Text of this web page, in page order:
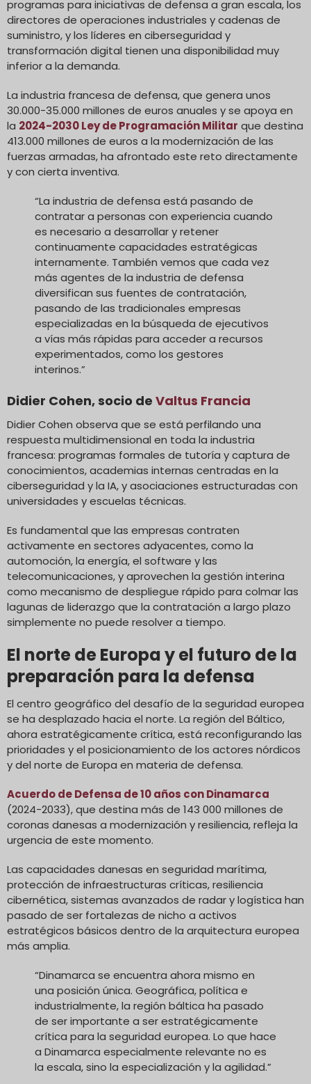
programas para iniciativas de defensa a gran escala, los
directores de operaciones industriales y cadenas de
suministro, y los líderes en ciberseguridad y
transformación digital tienen una disponibilidad muy
inferior a la demanda.
La industria francesa de defensa, que genera unos
30.000-35.000 millones de euros anuales y se apoya en
la 2024-2030 Ley de Programación Militar que destina
413.000 millones de euros a la modernización de las
fuerzas armadas, ha afrontado este reto directamente
y con cierta inventiva.
“La industria de defensa está pasando de
contratar a personas con experiencia cuando
es necesario a desarrollar y retener
continuamente capacidades estratégicas
internamente. También vemos que cada vez
más agentes de la industria de defensa
diversifican sus fuentes de contratación,
pasando de las tradicionales empresas
especializadas en la búsqueda de ejecutivos
a vías más rápidas para acceder a recursos
experimentados, como los gestores
interinos.”
Didier Cohen, socio de Valtus Francia
Didier Cohen observa que se está perfilando una
respuesta multidimensional en toda la industria
francesa: programas formales de tutoría y captura de
conocimientos, academias internas centradas en la
ciberseguridad y la IA, y asociaciones estructuradas con
universidades y escuelas técnicas.
Es fundamental que las empresas contraten
activamente en sectores adyacentes, como la
automoción, la energía, el software y las
telecomunicaciones, y aprovechen la gestión interina
como mecanismo de despliegue rápido para colmar las
lagunas de liderazgo que la contratación a largo plazo
simplemente no puede resolver a tiempo.
El norte de Europa y el futuro de la
preparación para la defensa
El centro geográfico del desafío de la seguridad europea
se ha desplazado hacia el norte. La región del Báltico,
ahora estratégicamente crítica, está reconfigurando las
prioridades y el posicionamiento de los actores nórdicos
y del norte de Europa en materia de defensa.
Acuerdo de Defensa de 10 años con Dinamarca
(2024-2033), que destina más de 143 000 millones de
coronas danesas a modernización y resiliencia, refleja la
urgencia de este momento.
Las capacidades danesas en seguridad marítima,
protección de infraestructuras críticas, resiliencia
cibernética, sistemas avanzados de radar y logística han
pasado de ser fortalezas de nicho a activos
estratégicos básicos dentro de la arquitectura europea
más amplia.
“Dinamarca se encuentra ahora mismo en
una posición única. Geográfica, política e
industrialmente, la región báltica ha pasado
de ser importante a ser estratégicamente
crítica para la seguridad europea. Lo que hace
a Dinamarca especialmente relevante no es
la escala, sino la especialización y la agilidad.”